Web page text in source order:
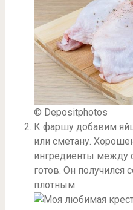
© Depositphotos
К фаршу добавим
или сметану.
ингредиенты между
готов. Он получился
плотным.